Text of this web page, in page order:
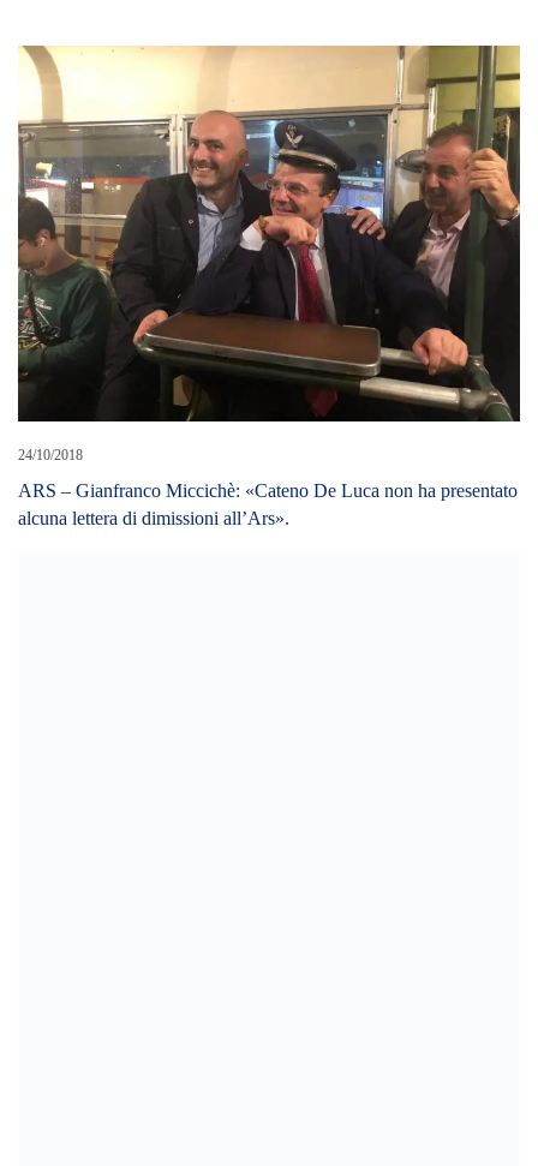
24/10/2018
ARS – Gianfranco Miccichè: «Cateno De Luca non ha presentato
alcuna lettera di dimissioni all’Ars».